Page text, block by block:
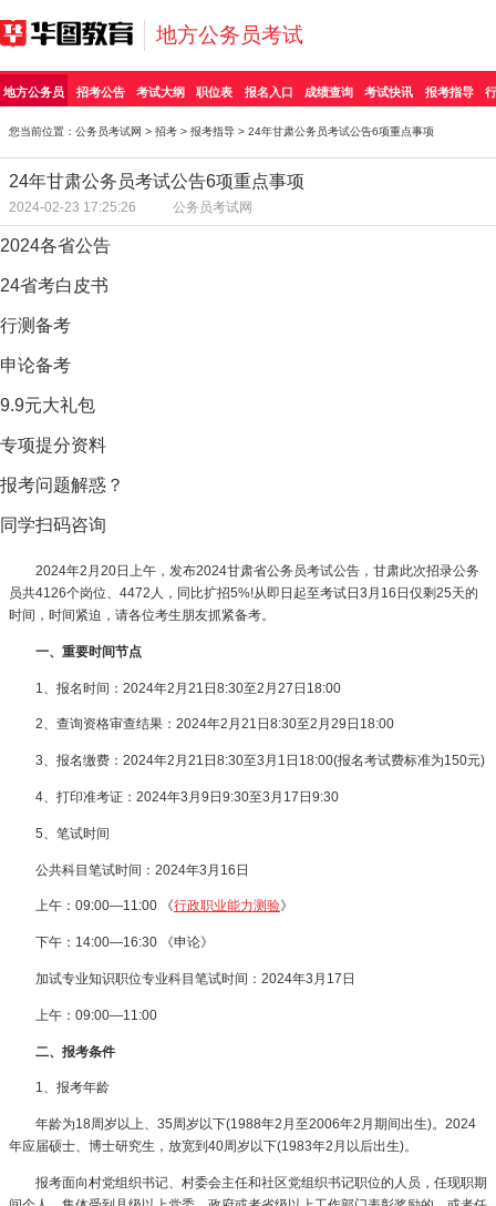
地方公务员考试
地方公务员 招考公告 考试大纲 职位表 报名入口 成绩查询 考试快讯 报考指导
您当前位置： 公务员考试网 > 招考 > 报考指导 > 24年甘肃公务员考试公告6项重点事项
24年甘肃公务员考试公告6项重点事项
2024-02-23 17:25:26 公务员考试网
2024各省公告
24省考白皮书
行测备考
申论备考
9.9元大礼包
专项提分资料
报考问题解惑？
同学扫码咨询
2024年2月20日上午，发布2024甘肃省公务员考试公告，甘肃此次招录公务
员共4126个岗位、4472人，同比扩招5%!从即日起至考试日3月16日仅剩25天的
时间，时间紧迫，请各位考生朋友抓紧备考。
一、重要时间节点
1、报名时间：2024年2月21日8:30至2月27日18:00
2、查询资格审查结果：2024年2月21日8:30至2月29日18:00
3、报名缴费：2024年2月21日8:30至3月1日18:00(报名考试费标准为150元)
4、打印准考证：2024年3月9日9:30至3月17日9:30
5、笔试时间
公共科目笔试时间：2024年3月16日
上午：09:00—11:00 《行政职业能力测验》
下午：14:00—16:30 《申论》
加试专业知识职位专业科目笔试时间：2024年3月17日
上午：09:00—11:00
二、报考条件
1、报考年龄
年龄为18周岁以上、35周岁以下(1988年2月至2006年2月期间出生)。2024
年应届硕士、博士研究生，放宽到40周岁以下(1983年2月以后出生)。
报考面向村党组织书记、村委会主任和社区党组织书记职位的人员，任现职期